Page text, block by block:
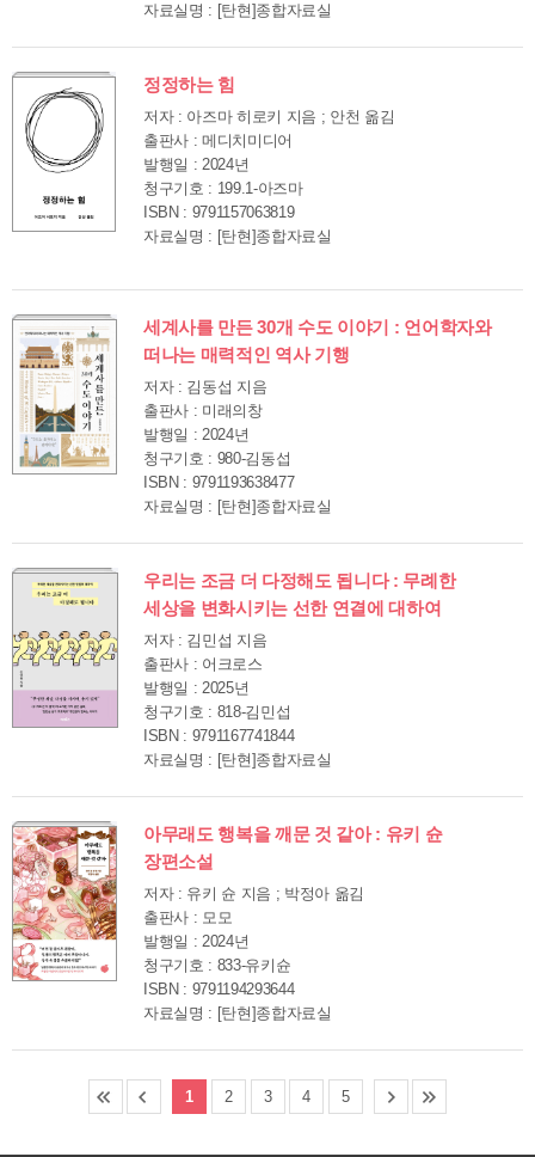
자료실명 : [탄현]종합자료실
정정하는 힘
저자 : 아즈마 히로키 지음 ; 안천 옮김
출판사 : 메디치미디어
발행일 : 2024년
청구기호 : 199.1-아즈마
ISBN : 9791157063819
자료실명 : [탄현]종합자료실
세계사를 만든 30개 수도 이야기 : 언어학자와
떠나는 매력적인 역사 기행
저자 : 김동섭 지음
출판사 : 미래의창
발행일 : 2024년
청구기호 : 980-김동섭
ISBN : 9791193638477
자료실명 : [탄현]종합자료실
우리는 조금 더 다정해도 됩니다 : 무례한
세상을 변화시키는 선한 연결에 대하여
저자 : 김민섭 지음
출판사 : 어크로스
발행일 : 2025년
청구기호 : 818-김민섭
ISBN : 9791167741844
자료실명 : [탄현]종합자료실
아무래도 행복을 깨문 것 같아 : 유키 슌
장편소설
저자 : 유키 슌 지음 ; 박정아 옮김
출판사 : 모모
발행일 : 2024년
청구기호 : 833-유키슌
ISBN : 9791194293644
자료실명 : [탄현]종합자료실
1 2 3 4 5